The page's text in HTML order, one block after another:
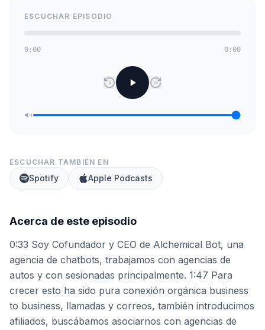
ESCUCHAR EPISODIO
0:00 0:00
15 30
ESCUCHAR TAMBIÉN EN
Spotify Apple Podcasts
Acerca de este episodio
0:33 Soy Cofundador y CEO de Alchemical Bot, una
agencia de chatbots, trabajamos con agencias de
autos y con sesionadas principalmente. 1:47 Para
crecer esto ha sido pura conexión orgánica business
to business, llamadas y correos, también introducimos
afiliados, buscábamos asociarnos con agencias de